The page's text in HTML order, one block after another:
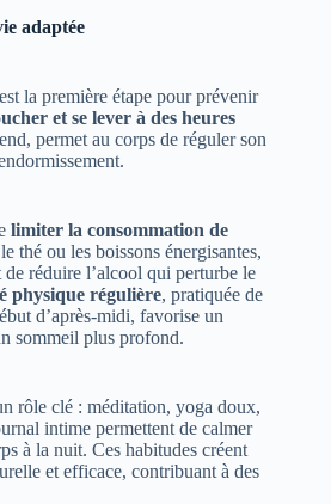
adaptée
la première étape pour prévenir
et se lever à des heures
permet au corps de réguler son
limiter la consommation de
thé ou les boissons énergisantes,
réduire l’alcool qui perturbe le
physique régulière, pratiquée de
d’après-midi, favorise un
sommeil plus profond.
rôle clé : méditation, yoga doux,
intime permettent de calmer
à la nuit. Ces habitudes créent
et efficace, contribuant à des